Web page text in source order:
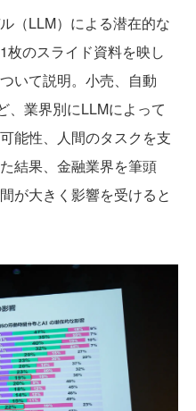
（LLM）による潜在的な
のスライド資料を映し
いて説明。小売、自動
、業界別にLLMによって
能性、人間のタスクを支
結果、金融業界を筆頭
が大きく影響を受けると